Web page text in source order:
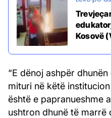
Kosovë
“E dënoj ashpër
mituri në këtë
është e papranueshme
ushtron dhunë të marrë